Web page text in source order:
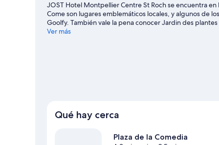
JOST Hotel Montpellier Centre St Roch se encuentra
Come son lugares emblemáticos locales, y algunos de
Goolfy. También vale la pena conocer Jardin des
Montpellier
Ver más
Qué hay cerca
Plaza de la Comedia